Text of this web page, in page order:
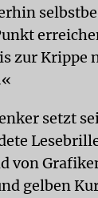
zur Krippe
setzt
von
gelben